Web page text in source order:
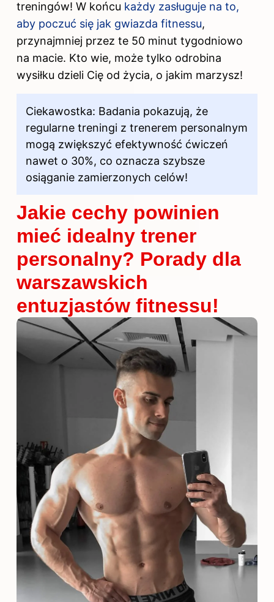
treningów! W końcu każdy zasługuje na to,
aby poczuć się jak gwiazda fitnessu,
przynajmniej przez te 50 minut tygodniowo
na macie. Kto wie, może tylko odrobina
wysiłku dzieli Cię od życia, o jakim marzysz!
Ciekawostka: Badania pokazują, że
regularne treningi z trenerem personalnym
mogą zwiększyć efektywność ćwiczeń
nawet o 30%, co oznacza szybsze
osiąganie zamierzonych celów!
Jakie cechy powinien
mieć idealny trener
personalny? Porady dla
warszawskich
entuzjastów fitnessu!